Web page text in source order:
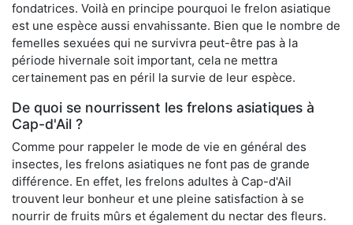
fondatrices. Voilà en principe pourquoi le frelon asiatique
est une espèce aussi envahissante. Bien que le nombre de
femelles sexuées qui ne survivra peut-être pas à la
période hivernale soit important, cela ne mettra
certainement pas en péril la survie de leur espèce.
De quoi se nourrissent les frelons asiatiques à
Cap-d'Ail ?
Comme pour rappeler le mode de vie en général des
insectes, les frelons asiatiques ne font pas de grande
différence. En effet, les frelons adultes à Cap-d'Ail
trouvent leur bonheur et une pleine satisfaction à se
nourrir de fruits mûrs et également du nectar des fleurs.